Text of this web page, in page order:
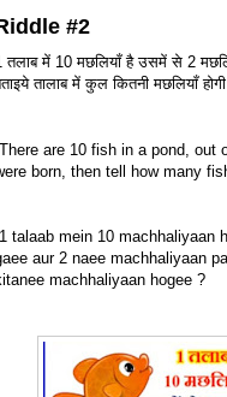
#2
तलाब में 10 मछलियाँ है उसमें से 2
तालाब में कुल कितनी मछलियाँ
There are 10 fish in a pond, out
born, then tell how many
1 talaab mein 10 machhaliyaan
aur 2 naee machhaliyaan
machhaliyaan hogee ?